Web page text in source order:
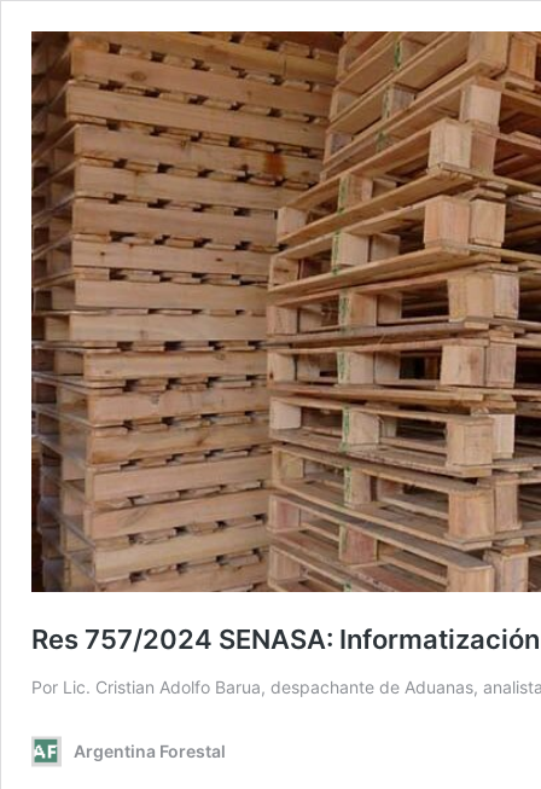
Res 757/2024 SENASA:
Por Lic. Cristian Adolfo Barua, despachante de Aduanas,
Argentina Forestal